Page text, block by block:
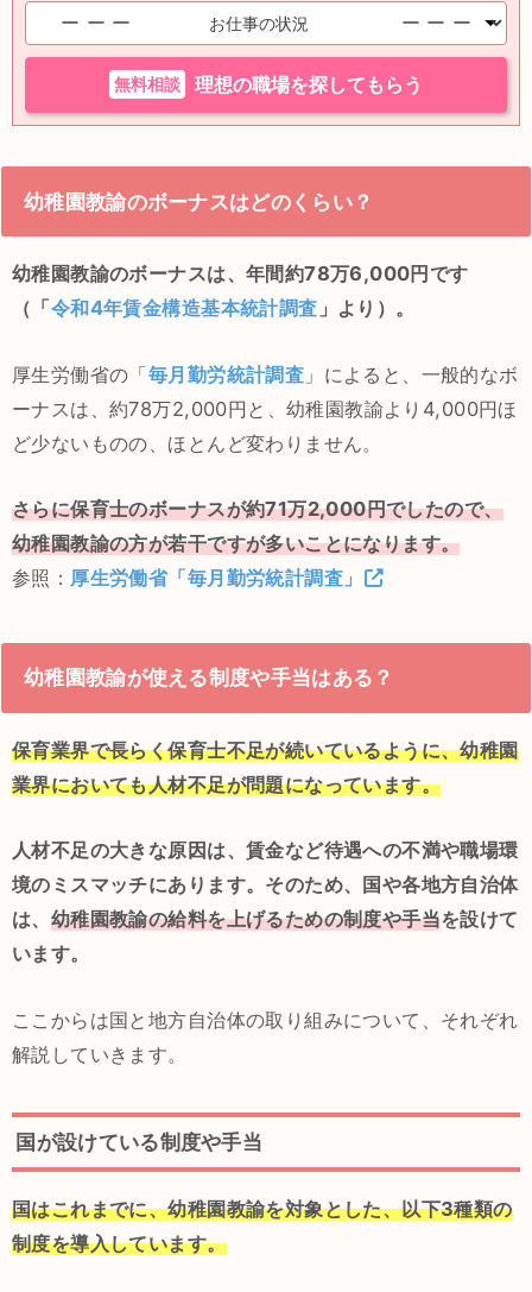
無料相談 理想の職場を探してもらう
幼稚園教諭のボーナスはどのくらい？
幼稚園教諭のボーナスは、年間約78万6,000円です
（「令和4年賃金構造基本統計調査 」より）。
厚生労働省の「毎月勤労統計調査 」によると、一般的なボ
ーナスは、約78万2,000円と、幼稚園教諭より4,000円ほ
ど少ないものの、ほとんど変わりません。
さらに保育士のボーナスが約71万2,000円でしたので、
幼稚園教諭の方が若干ですが多いことになります。
参照： 厚生労働省「毎月勤労統計調査」
幼稚園教諭が使える制度や手当はある？
保育業界で長らく保育士不足が続いているように、幼稚園
業界においても人材不足が問題になっています。
人材不足の大きな原因は、賃金など待遇への不満や職場環
境のミスマッチにあります。そのため、国や各地方自治体
は、 幼稚園教諭の給料を上げるための制度や手当を設けて
います。
ここからは国と地方自治体の取り組みについて、それぞれ
解説していきます。
国が設けている制度や手当
国はこれまでに、幼稚園教諭を対象とした、以下3種類の
制度を導入しています。